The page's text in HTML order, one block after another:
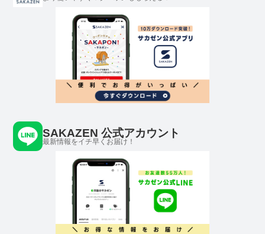
SAKAZEN 公式アカウント
最新情報をイチ早くお届け！